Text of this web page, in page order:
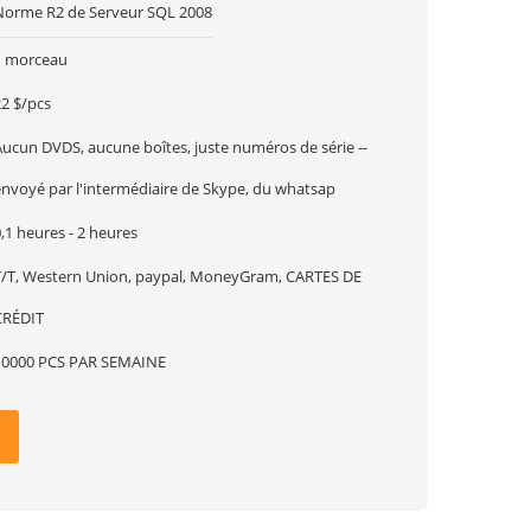
R2 de Serveur SQL 2008
morceau
$/pcs
DVDS, aucune boîtes, juste numéros de série --
par l'intermédiaire de Skype, du whatsap
heures - 2 heures
T, Western Union, paypal, MoneyGram, CARTES DE
PCS PAR SEMAINE